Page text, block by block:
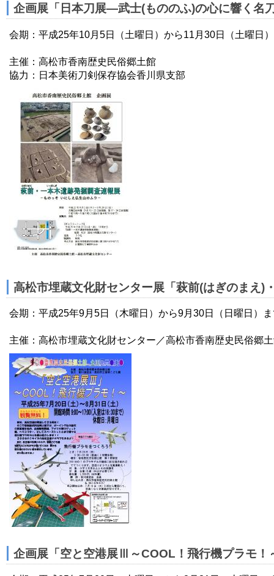
企画展「日本刀展―武士(もののふ)の心に響く名
会期：平成25年10月5日（土曜日）から11月30日（土曜日
主催：高松市香南歴史民俗郷土館
協力：日本美術刀剣保存協会香川県支部
高松市埋蔵文化財センター展「萩前(はぎのまえ
会期：平成25年9月5日（木曜日）から9月30日（日曜日）
主催：高松市埋蔵文化財センター／高松市香南歴史民俗郷
企画展「空と空港展Ⅲ～COOL！飛行機プラモ！